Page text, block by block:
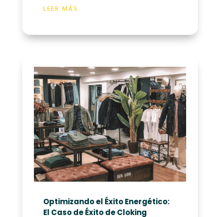
LEER MÁS
Optimizando el Éxito Energético:
El Caso de Éxito de Cloking